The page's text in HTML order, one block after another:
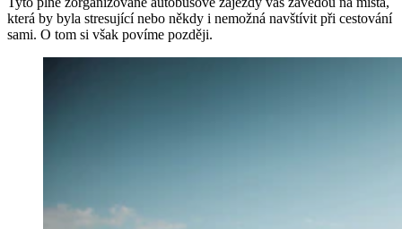
která by byla stresující nebo někdy i nemožná navštívit při cestování
sami. O tom si však povíme později.